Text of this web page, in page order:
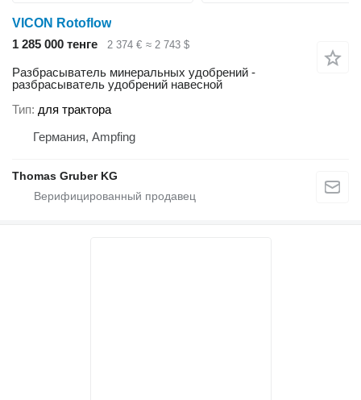
VICON Rotoflow
1 285 000 тенге
2 374 € ≈ 2 743 $
Разбрасыватель минеральных удобрений -
разбрасыватель удобрений навесной
Тип для трактора
Германия, Ampfing
Thomas Gruber KG